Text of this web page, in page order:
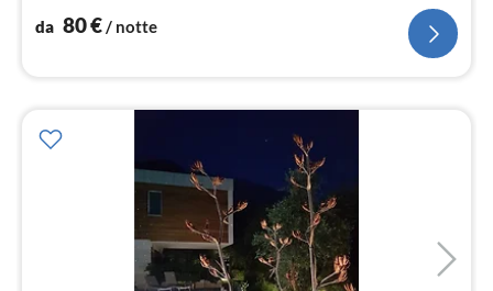
da 80€/ notte